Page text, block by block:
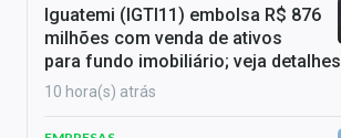
Iguatemi (IGTI11) embolsa R$ 876
milhões com venda de ativos
para fundo imobiliário; veja detalhes
10 hora(s) atrás